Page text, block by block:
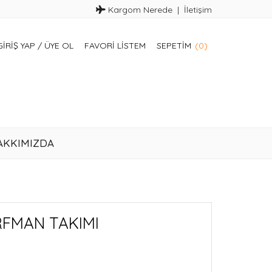
Kargom Nerede İletişim
YAP / ÜYE OL FAVORI LISTEM SEPETIM (0)
TAKIMI